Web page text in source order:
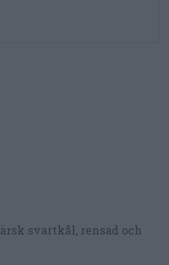
svartkål, rensad och